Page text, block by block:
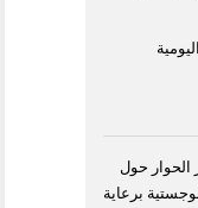
للاستثمار 2026” يعزز الحوار حول
برعاية